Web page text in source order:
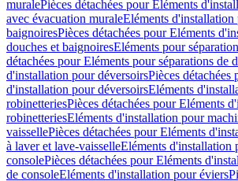
muralePièces détachées pour Eléments
avec évacuation muraleEléments d'installation
baignoiresPièces détachées pour Eléments
douches et baignoiresEléments pour
détachées pour Eléments pour séparations de
d'installation pour déversoirsPièces détachées
d'installation pour déversoirsEléments
robinetteriesPièces détachées pour Eléments
robinetteriesEléments d'installation pour
vaissellePièces détachées pour Eléments
à laver et lave-vaisselleEléments d'installation
consolePièces détachées pour Eléments
de consoleEléments d'installation pour éviers